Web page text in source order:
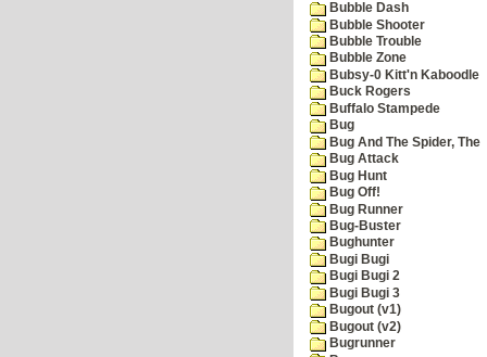
Bubble Dash
Bubble Shooter
Bubble Trouble
Bubble Zone
Bubsy-0 Kitt'n Kaboodle
Buck Rogers
Buffalo Stampede
Bug
Bug And The Spider, The
Bug Attack
Bug Hunt
Bug Off!
Bug Runner
Bug-Buster
Bughunter
Bugi Bugi
Bugi Bugi 2
Bugi Bugi 3
Bugout (v1)
Bugout (v2)
Bugrunner